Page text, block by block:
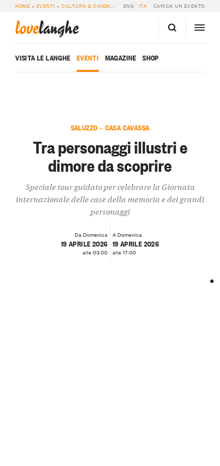
HOME » EVENTI »CULTURA & CINEMA » TRA PERSONAGGI ILLUSTRI E
ENG ITA CARICA UN EVENTO
lovelanghe
VISITA LE LANGHE EVENTI MAGAZINE SHOP
SALUZZO — CASA CAVASSA
Tra personaggi illustri e
dimore da scoprire
Speciale tour guidato per celebrare la Giornata
internazionale delle case della memoria e dei grandi
personaggi
Da Domenica
19 APRILE 2026
alle 03:00
A Domenica
19 APRILE 2026
alle 17:00